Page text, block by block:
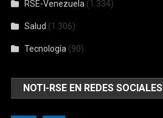
RSE-Venezuela (1.334)
Salud (1.306)
Tecnología (90)
NOTI-RSE EN REDES SOCIALES